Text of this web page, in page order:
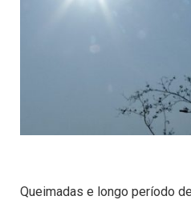
Queimadas e longo período